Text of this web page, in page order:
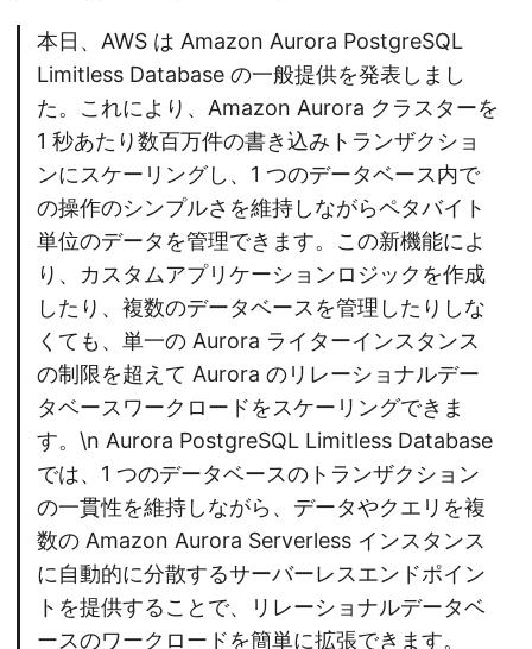
本日、AWS は Amazon Aurora PostgreSQL
Limitless Database の一般提供を発表しまし
た。これにより、Amazon Aurora クラスターを
1 秒あたり数百万件の書き込みトランザクショ
ンにスケーリングし、1 つのデータベース内で
の操作のシンプルさを維持しながらペタバイト
単位のデータを管理できます。この新機能によ
り、カスタムアプリケーションロジックを作成
したり、複数のデータベースを管理したりしな
くても、単一の Aurora ライターインスタンス
の制限を超えて Aurora のリレーショナルデー
タベースワークロードをスケーリングできま
す。\n Aurora PostgreSQL Limitless Database
では、1 つのデータベースのトランザクション
の一貫性を維持しながら、データやクエリを複
数の Amazon Aurora Serverless インスタンス
に自動的に分散するサーバーレスエンドポイン
トを提供することで、リレーショナルデータベ
ースのワークロードを簡単に拡張できます。